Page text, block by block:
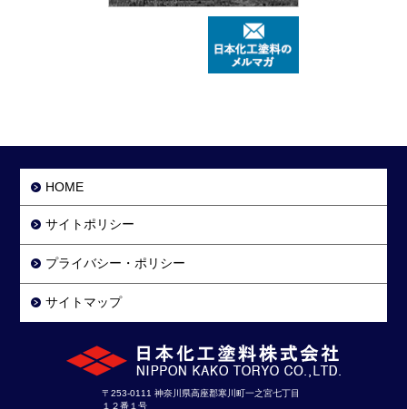
HOME
サイトポリシー
プライバシー・ポリシー
サイトマップ
〒253-0111 神奈川県高座郡寒川町一之宮七丁目
１２番１号